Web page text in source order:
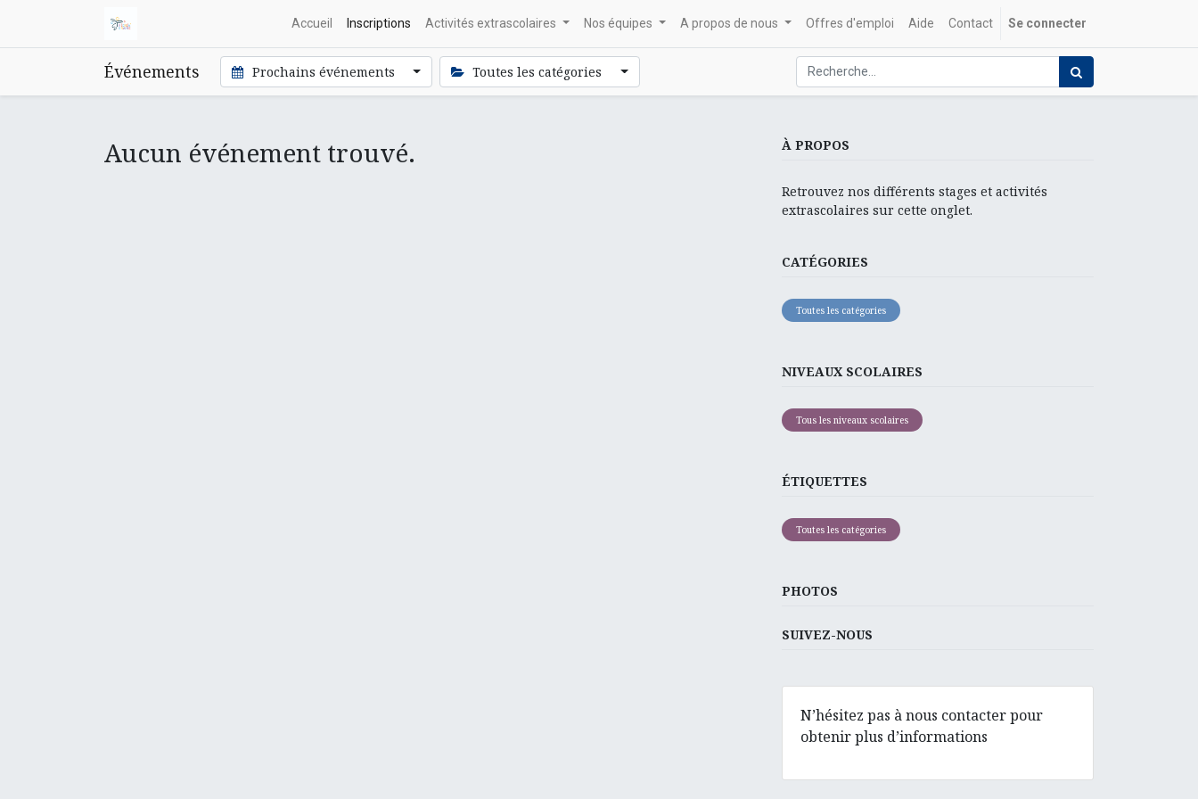
Accueil Inscriptions Activités extrascolaires Nos équipes A propos de nous Offres d'emploi Aide Contact Se connecter
Événements Prochains événements Toutes les catégories
Aucun événement trouvé. À PROPOS
Retrouvez nos différents stages et activités
extrascolaires sur cette onglet.
CATÉGORIES
Toutes les catégories
NIVEAUX SCOLAIRES
Tous les niveaux scolaires
ÉTIQUETTES
Toutes les catégories
PHOTOS
SUIVEZ-NOUS
N’hésitez pas à nous contacter pour
obtenir plus d’informations